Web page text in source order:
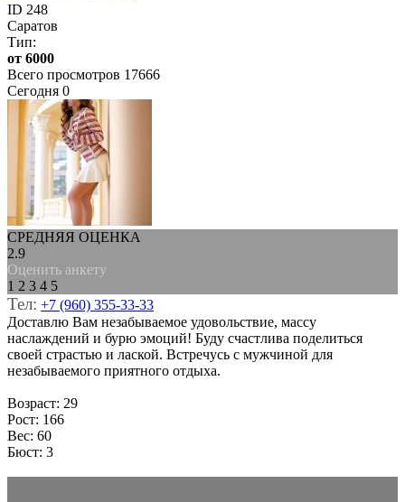
ID 248
Саратов
Тип:
от 6000
Всего просмотров 17666
Сегодня 0
СРЕДНЯЯ ОЦЕНКА
2.9
Оценить анкету
1 2 3 4 5
Тел: +7 (960) 355-33-33
Доставлю Вам незабываемое удовольствие, массу
наслаждений и бурю эмоций! Буду счастлива поделиться
своей страстью и лаской. Встречусь с мужчиной для
незабываемого приятного отдыха.
Возраст: 29
Рост: 166
Вес: 60
Бюст: 3